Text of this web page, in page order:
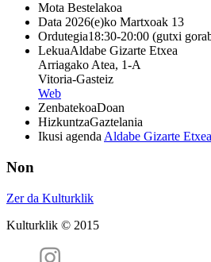
Mota Bestelakoa
Data 2026(e)ko Martxoak 13
Ordutegia18:30-20:00 (gutxi
LekuaAldabe Gizarte Etxea
Arriagako Atea, 1-A
Vitoria-Gasteiz
Web
ZenbatekoaDoan
HizkuntzaGaztelania
Ikusi agenda Aldabe Gizarte Etxea
Non
Zer da Kulturklik
Kulturklik © 2015